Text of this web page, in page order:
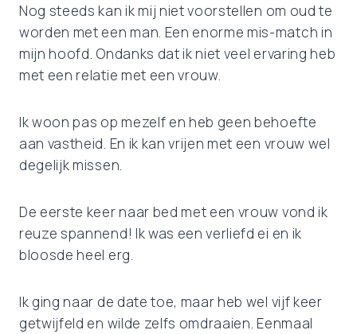
Nog steeds kan ik mij niet voorstellen om oud te
worden met een man. Een enorme mis-match in
mijn hoofd. Ondanks dat ik niet veel ervaring heb
met een relatie met een vrouw.
Ik woon pas op mezelf en heb geen behoefte
aan vastheid. En ik kan vrijen met een vrouw wel
degelijk missen.
De eerste keer naar bed met een vrouw vond ik
reuze spannend! Ik was een verliefd ei en ik
bloosde heel erg.
Ik ging naar de date toe, maar heb wel vijf keer
getwijfeld en wilde zelfs omdraaien. Eenmaal